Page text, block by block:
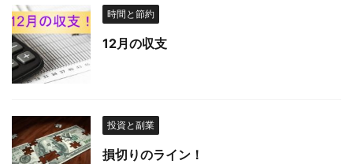
時間と節約
12月の収支
投資と副業
損切りのライン！